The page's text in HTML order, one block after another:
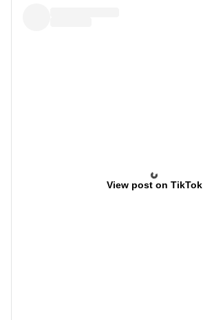
View post on TikTok